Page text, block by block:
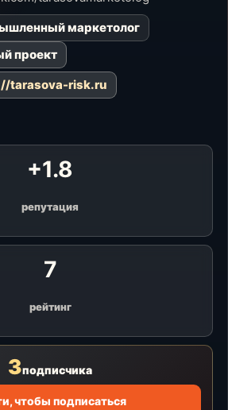
маркетолог
проект
tarasova-risk.ru
+1.8
репутация
7
рейтинг
3подписчика
чтобы подписаться